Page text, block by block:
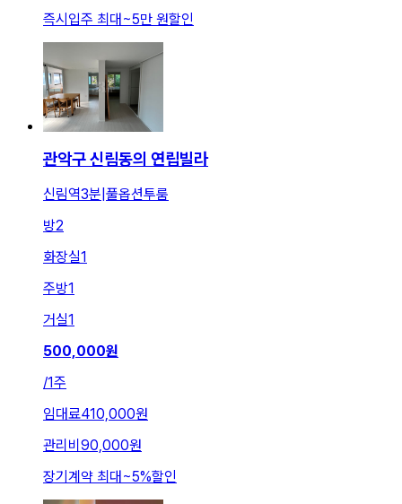
즉시입주 최대~5만 원할인
관악구 신림동의 연립빌라
신림역3분|풀옵션투룸
방2
화장실1
주방1
거실1
500,000원
/1주
임대료410,000원
관리비 90,000원
장기계약 최대 ~5%할인